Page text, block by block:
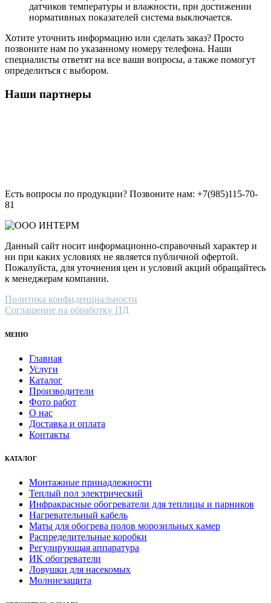
датчиков температуры и влажности, при достижении
нормативных показателей система выключается.
Хотите уточнить информацию или сделать заказ? Просто
позвоните нам по указанному номеру телефона. Наши
специалисты ответят на все ваши вопросы, а также помогут
определиться с выбором.
Наши партнеры
Есть вопросы по продукции? Позвоните нам: +7(985)115-70-
81
Данный сайт носит информационно-справочный характер и
ни при каких условиях не является публичной офертой.
Пожалуйста, для уточнения цен и условий акций обращайтесь
к менеджерам компании.
Политика конфиденциальности
Соглашение на обработку ПД
МЕНЮ
Главная
Услуги
Каталог
Производители
Фото работ
О нас
Доставка и оплата
Контакты
КАТАЛОГ
Монтажные принадлежности
Теплый пол электрический
Инфракрасные обогреватели для теплицы и парников
Нагревательный кабель
Маты для обогрева полов морозильных камер
Распределительные коробки
Регулирующая аппаратура
ИК обогреватели
Ловушки для насекомых
Молниезащита